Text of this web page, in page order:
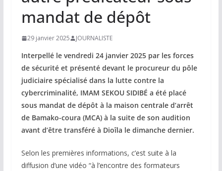
mandat de dépôt
29 janvier 2025 JOURNALISTE
Interpellé le vendredi 24 janvier 2025 par les forces
de sécurité et présenté devant le procureur du pôle
judiciaire spécialisé dans la lutte contre la
cybercriminalité, IMAM SEKOU SIDIBÉ a été placé
sous mandat de dépôt à la maison centrale d’arrêt
de Bamako-coura (MCA) à la suite de son audition
avant d’être transféré à Dioîla le dimanche dernier.
Selon les premières informations, c’est suite à la
diffusion d’une vidéo “à l’encontre des formateurs